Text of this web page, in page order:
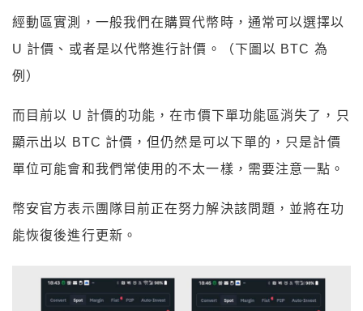
經動區實測，一般我們在購買代幣時，通常可以選擇以
U 計價、或者是以代幣進行計價。（下圖以 BTC 為
例）
而目前以 U 計價的功能，在市價下單功能區消失了，只
顯示出以 BTC 計價，但仍然是可以下單的，只是計價
單位可能會和我們常使用的不太一樣，需要注意一點。
幣安官方表示團隊目前正在努力解決該問題，並將在功
能恢復後進行更新。